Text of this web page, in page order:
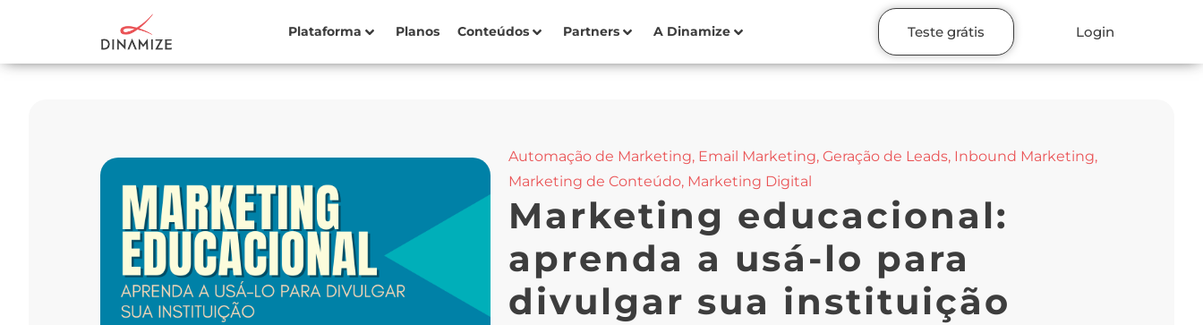
Plataforma Planos Conteúdos Partners A Dinamize Teste grátis Login
Automação de Marketing, Email Marketing, Geração de Leads, Inbound Marketing,
Marketing de Conteúdo, Marketing Digital
Marketing educacional:
aprenda a usá-lo para
divulgar sua instituição